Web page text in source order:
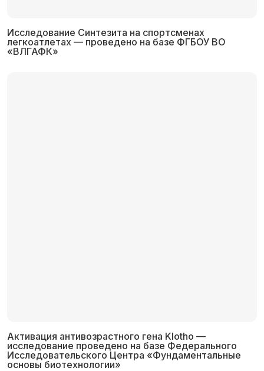
Исследование Синтезита на спортсменах
легкоатлетах — проведено на базе ФГБОУ ВО
«ВЛГАФК»
Активация антивозрастного гена Klotho —
исследование проведено на базе Федерального
Исследовательского Центра «Фундаментальные
основы биотехнологии»